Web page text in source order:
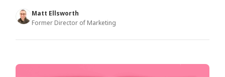
Matt Ellsworth
Former Director of Marketing